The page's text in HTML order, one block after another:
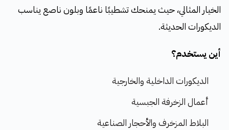
الخيار المثالي، حيث يمنحك تشطيبًا ناعمًا وبلون ناصع يناسب
الديكورات الحديثة.
أين يستخدم؟
الديكورات الداخلية والخارجية
أعمال الزخرفة الجبسية
البلاط المزخرف والأحجار الصناعية